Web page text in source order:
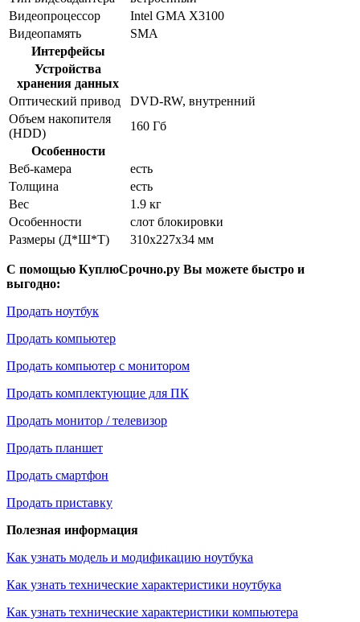
Видеопроцессор
Intel GMA X3100
Видеопамять
SMA
Интерфейсы
Устройства
хранения данных
Оптический привод
DVD-RW, внутренний
Объем накопителя
(HDD)
160 Гб
Особенности
Веб-камера
есть
Толщина
есть
Вес
1.9 кг
Особенности
слот блокировки
Размеры (Д*Ш*Т)
310x227x34 мм
С помощью КуплюСрочно.ру Вы можете быстро и
выгодно:
Продать ноутбук
Продать компьютер
Продать компьютер с монитором
Продать комплектующие для ПК
Продать монитор / телевизор
Продать планшет
Продать смартфон
Продать приставку
Полезная информация
Как узнать модель и модификацию ноутбука
Как узнать технические характеристики ноутбука
Как узнать технические характеристики компьютера